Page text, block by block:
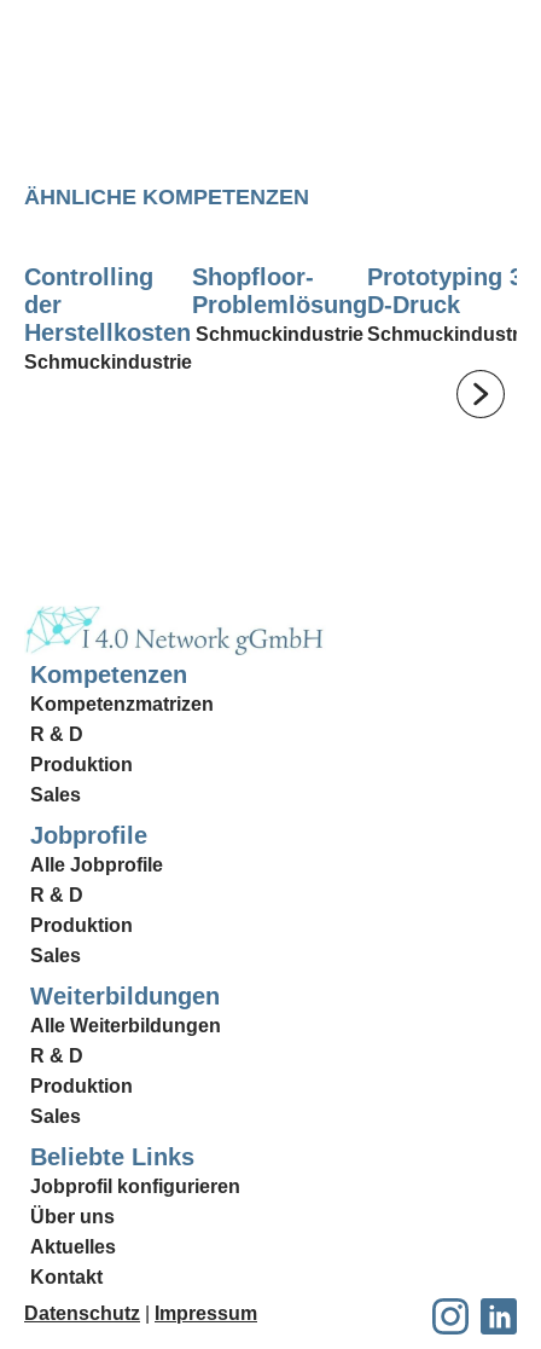
ÄHNLICHE KOMPETENZEN
Controlling
der
Herstellkosten
Schmuckindustrie
Shopfloor-
Problemlösung
Schmuckindustrie
Prototyping 3-
D-Druck
Schmuckindustrie
Kompetenzen
Kompetenzmatrizen
R & D
Produktion
Sales
Jobprofile
Alle Jobprofile
R & D
Produktion
Sales
Weiterbildungen
Alle Weiterbildungen
R & D
Produktion
Sales
Beliebte Links
Jobprofil konfigurieren
Über uns
Aktuelles
Kontakt
Datenschutz
Impressum